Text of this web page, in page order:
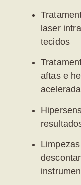
laser
tecidos
aftas e
acelerada